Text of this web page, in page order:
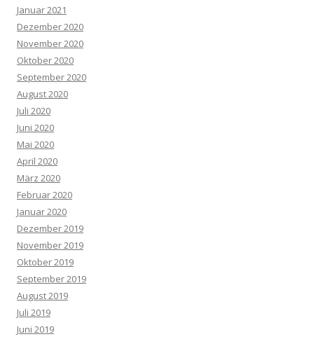
Januar 2021
Dezember 2020
November 2020
Oktober 2020
September 2020
August 2020
Juli 2020
Juni 2020
Mai 2020
April 2020
März 2020
Februar 2020
Januar 2020
Dezember 2019
November 2019
Oktober 2019
September 2019
August 2019
Juli 2019
Juni 2019